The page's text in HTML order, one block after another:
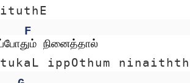
F
நினைத்தால்
ippOthum